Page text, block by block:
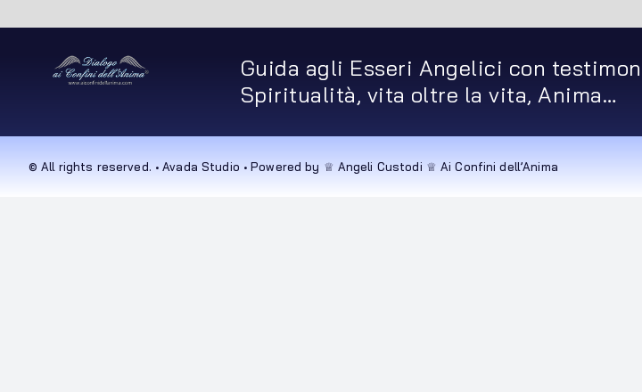
Guida agli Esseri Angelici con
Spiritualità, vita oltre la vita, Anima…
© All rights reserved. • Avada Studio • Powered by ♕ Angeli Custodi ♕ Ai Confini dell’Anima